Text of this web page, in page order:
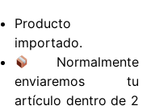
Producto
importado.
Normalmente
enviaremos tu
artículo dentro de 2